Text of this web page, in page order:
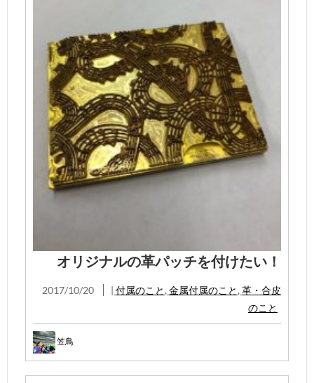
オリジナルの革パッチを付けたい！
2017/10/20 | 付属のこと , 金属付属のこと , 革・合皮
のこと
笠鳥